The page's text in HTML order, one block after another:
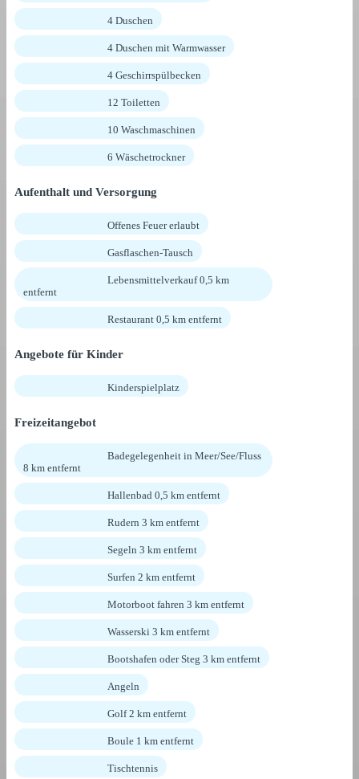
4 Duschen
4 Duschen mit Warmwasser
4 Geschirrspülbecken
12 Toiletten
10 Waschmaschinen
6 Wäschetrockner
Aufenthalt und Versorgung
Offenes Feuer erlaubt
Gasflaschen-Tausch
Lebensmittelverkauf 0,5 km
entfernt
Restaurant 0,5 km entfernt
Angebote für Kinder
Kinderspielplatz
Freizeitangebot
Badegelegenheit in Meer/See/Fluss
8 km entfernt
Hallenbad 0,5 km entfernt
Rudern 3 km entfernt
Segeln 3 km entfernt
Surfen 2 km entfernt
Motorboot fahren 3 km entfernt
Wasserski 3 km entfernt
Bootshafen oder Steg 3 km entfernt
Angeln
Golf 2 km entfernt
Boule 1 km entfernt
Tischtennis